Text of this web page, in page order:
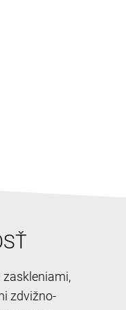
zdvižno-